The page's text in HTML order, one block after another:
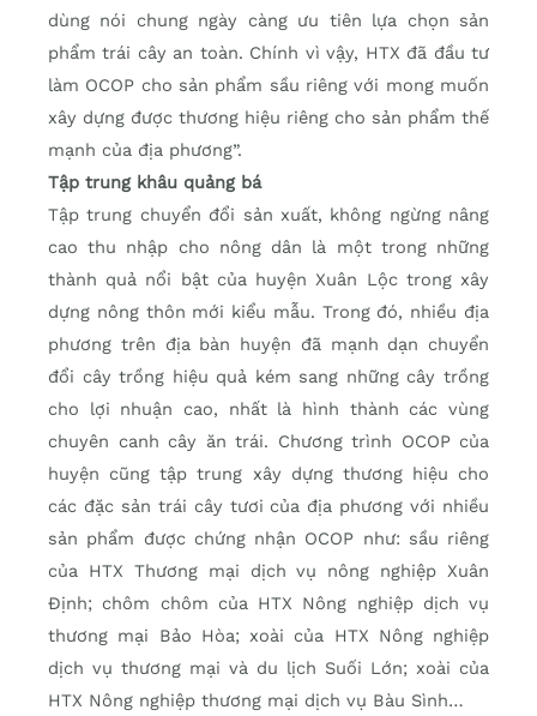
dùng nói chung ngày càng ưu tiên lựa chọn sản
phẩm trái cây an toàn. Chính vì vậy, HTX đã đầu tư
làm OCOP cho sản phẩm sầu riêng với mong muốn
xây dựng được thương hiệu riêng cho sản phẩm thế
mạnh của địa phương”.
Tập trung khâu quảng bá
Tập trung chuyển đổi sản xuất, không ngừng nâng
cao thu nhập cho nông dân là một trong những
thành quả nổi bật của huyện Xuân Lộc trong xây
dựng nông thôn mới kiểu mẫu. Trong đó, nhiều địa
phương trên địa bàn huyện đã mạnh dạn chuyển
đổi cây trồng hiệu quả kém sang những cây trồng
cho lợi nhuận cao, nhất là hình thành các vùng
chuyên canh cây ăn trái. Chương trình OCOP của
huyện cũng tập trung xây dựng thương hiệu cho
các đặc sản trái cây tươi của địa phương với nhiều
sản phẩm được chứng nhận OCOP như: sầu riêng
của HTX Thương mại dịch vụ nông nghiệp Xuân
Định; chôm chôm của HTX Nông nghiệp dịch vụ
thương mại Bảo Hòa; xoài của HTX Nông nghiệp
dịch vụ thương mại và du lịch Suối Lớn; xoài của
HTX Nông nghiệp thương mại dịch vụ Bàu Sình…